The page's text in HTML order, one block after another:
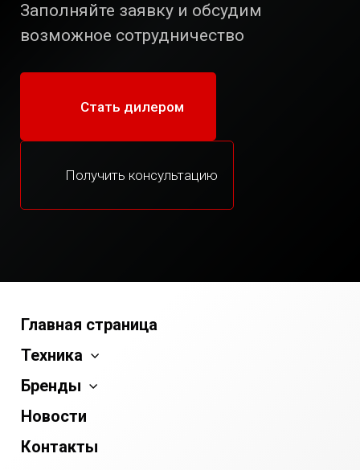
Заполняйте заявку и обсудим
возможное сотрудничество
Стать дилером
Получить консультацию
Главная страница
Техника
Бренды
Новости
Контакты